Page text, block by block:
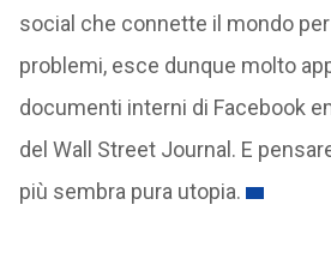
social che connette il mondo
problemi, esce dunque molto
documenti interni di Facebook
del Wall Street Journal. E
più sembra pura utopia.